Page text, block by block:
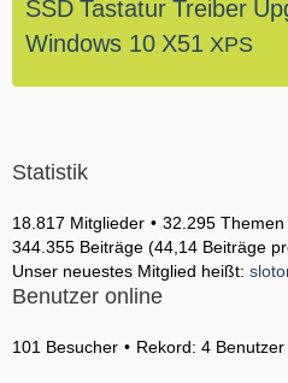
SSD Tastatur Treiber
Windows 10 X51 XPS
Statistik
18.817 Mitglieder
32.295 Themen
344.355 Beiträge (44,14 Beiträge
Unser neuestes Mitglied heißt:
Benutzer online
101 Besucher Rekord: 4 Benutzer